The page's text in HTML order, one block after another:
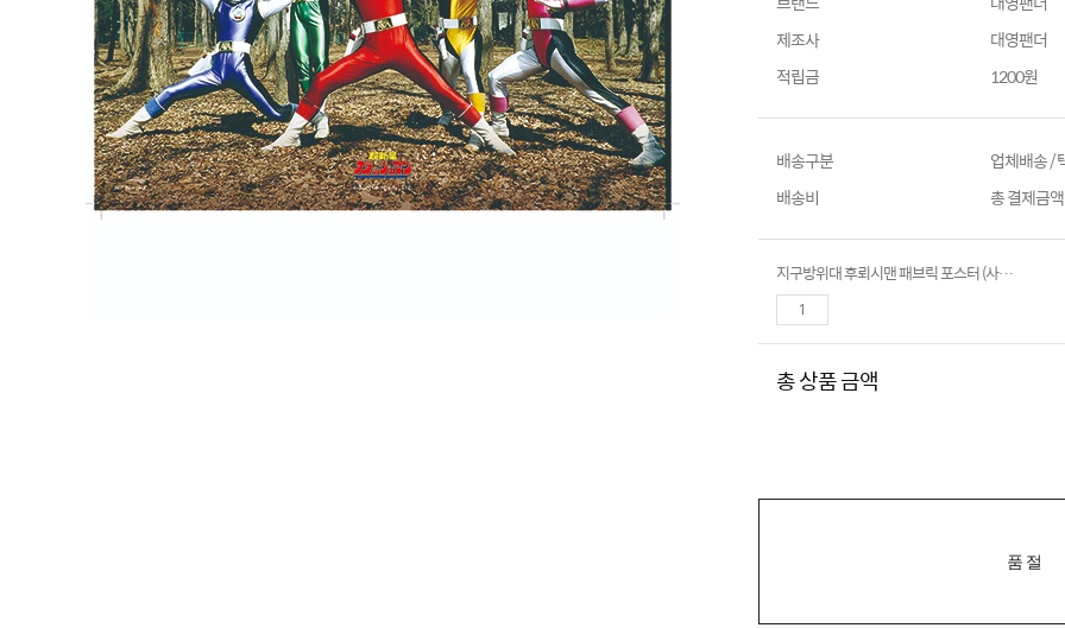
제조사
대영팬더
적립금
1200원
배송구분
업체배송 /
배송비
총 결제금
지구방위대 후뢰시맨 패브릭 포스터 (사이즈 : 710mm x 470mm)
총 상품 금액
품절